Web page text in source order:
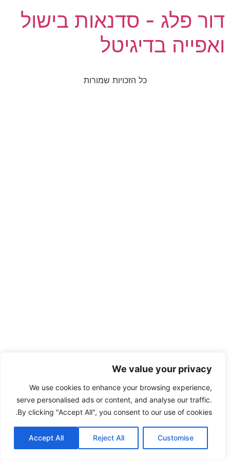
We value your privacy
We use cookies to enhance your browsing experience,
serve personalised ads or content, and analyse our traffic.
By clicking "Accept All", you consent to our use of cookies.
Customise
Reject All
Accept All
דור פלג - סדנאות בישול
ואפייה בדיגיטל
כל הזכויות שמורות